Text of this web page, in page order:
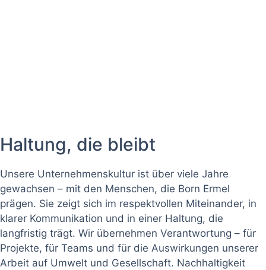
Haltung, die bleibt
Unsere Unternehmenskultur ist über viele Jahre
gewachsen – mit den Menschen, die Born Ermel
prägen. Sie zeigt sich im respektvollen Miteinander, in
klarer Kommunikation und in einer Haltung, die
langfristig trägt. Wir übernehmen Verantwortung – für
Projekte, für Teams und für die Auswirkungen unserer
Arbeit auf Umwelt und Gesellschaft. Nachhaltigkeit